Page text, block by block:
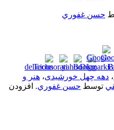
حسن غفوري
، دهه چهل خورشیدی، هنر و
توسط حسن غفوري. افزودن